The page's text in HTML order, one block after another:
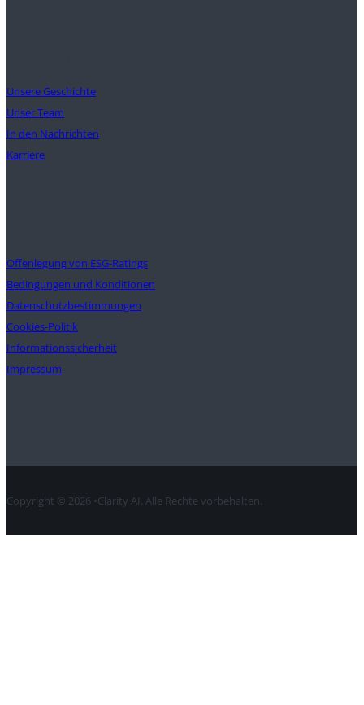
Unsere Geschichte
Unser Team
In den Nachrichten
Karriere
Offenlegung von ESG-Ratings
Bedingungen und Konditionen
Datenschutzbestimmungen
Cookies-Politik
Informationssicherheit
Impressum
Copyright © 2026 •Clarity AI. Alle Rechte vorbehalten.